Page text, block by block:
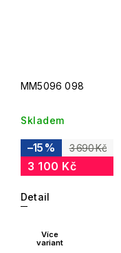
MM5096 098
Skladem
3 690 Kč
–15 %
3 100 Kč
Detail
Více
variant